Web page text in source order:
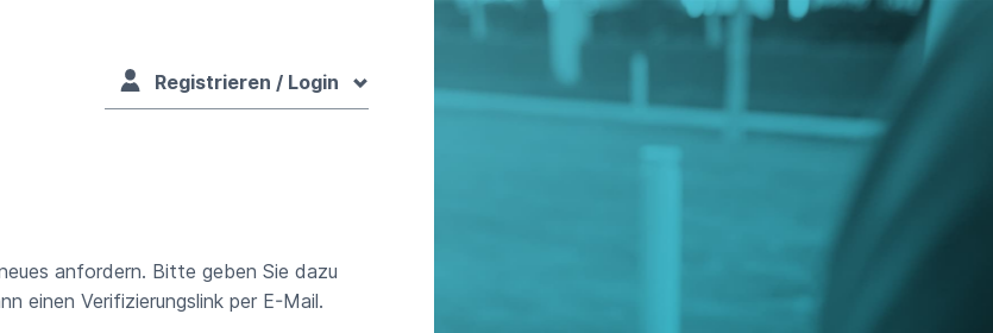
Registrieren / Login
anfordern. Bitte geben Sie dazu
einen Verifizierungslink per E-Mail.